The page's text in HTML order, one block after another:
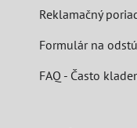
Reklamačný
Formulár na
FAQ - Často